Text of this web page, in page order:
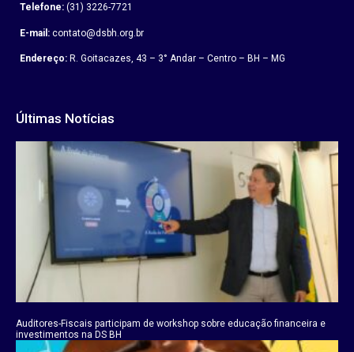
Telefone: (31) 3226-7721
E-mail: contato@dsbh.org.br
Endereço: R. Goitacazes, 43 – 3° Andar – Centro – BH – MG
Últimas Notícias
Auditores-Fiscais participam de workshop sobre educação financeira e
investimentos na DS BH